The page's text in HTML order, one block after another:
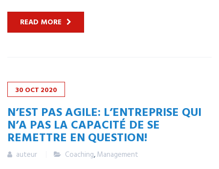
READ MORE
30 OCT 2020
N’EST PAS AGILE: L’ENTREPRISE QUI
N’A PAS LA CAPACITÉ DE SE
REMETTRE EN QUESTION!
auteur Coaching,Management